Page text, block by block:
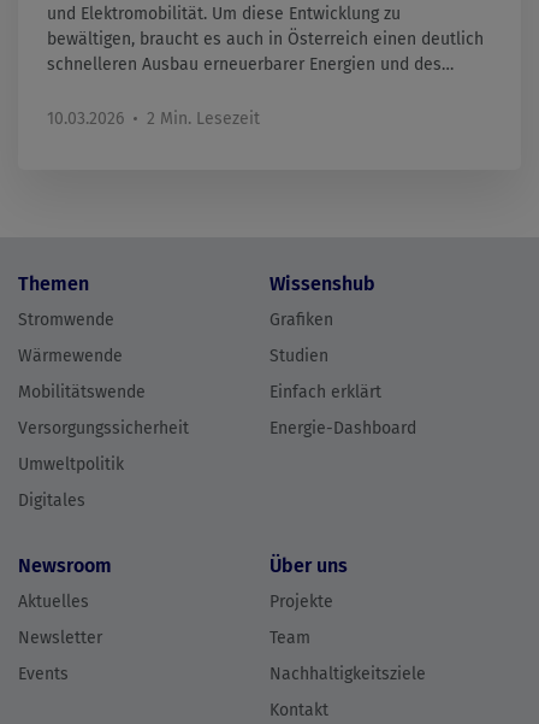
und Elektromobilität. Um diese Entwicklung zu
bewältigen, braucht es auch in Österreich einen deutlich
schnelleren Ausbau erneuerbarer Energien und des
10.03.2026
2 Min. Lesezeit
Themen
Stromwende
Wärmewende
Mobilitätswende
Versorgungssicherheit
Umweltpolitik
Digitales
Wissenshub
Grafiken
Studien
Einfach erklärt
Energie-Dashboard
Newsroom
Aktuelles
Newsletter
Events
Über uns
Projekte
Team
Nachhaltigkeitsziele
Kontakt